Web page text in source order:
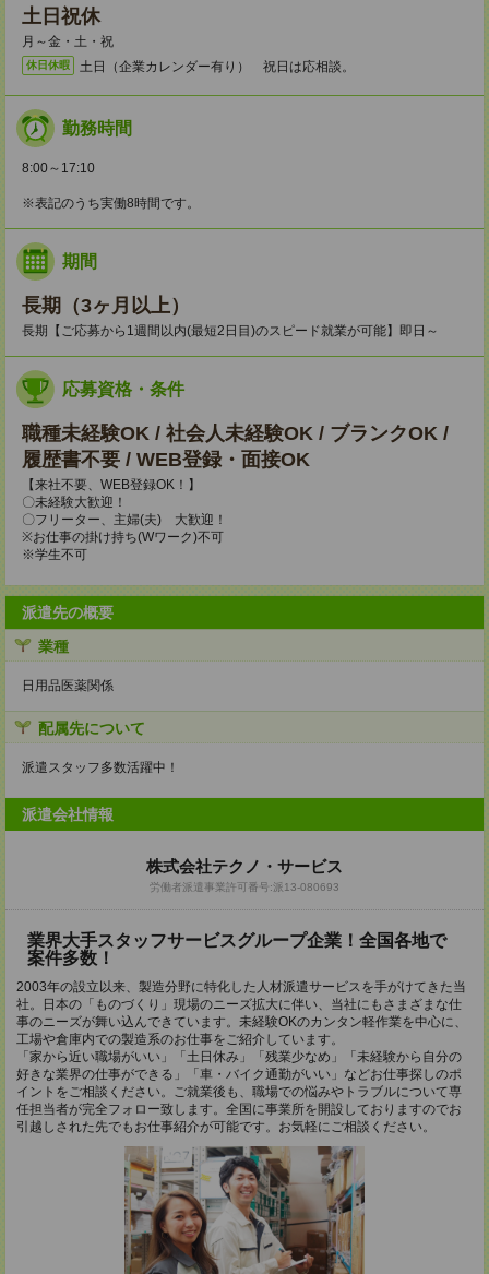
土日祝休
月～金・土・祝
休日休暇 土日（企業カレンダー有り） 祝日は応相談。
勤務時間
8:00～17:10
※表記のうち実働8時間です。
期間
長期（3ヶ月以上）
長期【ご応募から1週間以内(最短2日目)のスピード就業が可能】即日～
応募資格・条件
職種未経験OK / 社会人未経験OK / ブランクOK /
履歴書不要 / WEB登録・面接OK
【来社不要、WEB登録OK！】
〇未経験大歓迎！
〇フリーター、主婦(夫) 大歓迎！
※お仕事の掛け持ち(Wワーク)不可
※学生不可
派遣先の概要
業種
日用品医薬関係
配属先について
派遣スタッフ多数活躍中！
派遣会社情報
株式会社テクノ・サービス
労働者派遣事業許可番号:派13-080693
業界大手スタッフサービスグループ企業！全国各地で
案件多数！
2003年の設立以来、製造分野に特化した人材派遣サービスを手がけてきた当
社。日本の「ものづくり」現場のニーズ拡大に伴い、当社にもさまざまな仕
事のニーズが舞い込んできています。未経験OKのカンタン軽作業を中心に、
工場や倉庫内での製造系のお仕事をご紹介しています。
「家から近い職場がいい」「土日休み」「残業少なめ」「未経験から自分の
好きな業界の仕事ができる」「車・バイク通勤がいい」などお仕事探しのポ
イントをご相談ください。ご就業後も、職場での悩みやトラブルについて専
任担当者が完全フォロー致します。全国に事業所を開設しておりますのでお
引越しされた先でもお仕事紹介が可能です。お気軽にご相談ください。